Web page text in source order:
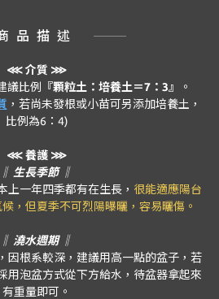
品描述
⋘介質 ⋙
議比例
『顆粒土：培養土＝7：3』
。
，若尚未發根或小苗可另添加培養土，
比例為6：4)
⋘ 養護 ⋙
‖ 生長季節 ‖
上一年四季都有在生長， 很能適應陽台
，但夏季不可烈陽曝曬，容易曬傷。
‖ 澆水週期 ‖
因根系較深，建議用高一點的盆子，若
用泡盆方式從下方給水，待盆器拿起來
有重量即可。